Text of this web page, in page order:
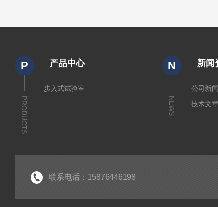
P
PRODUCTS
产品中心
步入式试验室
N
NEWS
新闻
公司新
技术文
联系电话：15876446198